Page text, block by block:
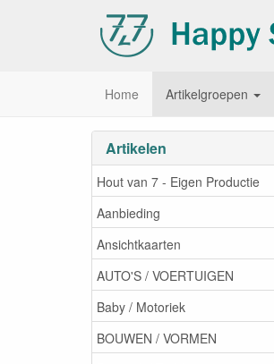
Home Artikelgroepen
Artikelen
Hout van 7 - Eigen Productie
Aanbieding
Ansichtkaarten
AUTO'S / VOERTUIGEN
Baby / Motoriek
BOUWEN / VORMEN